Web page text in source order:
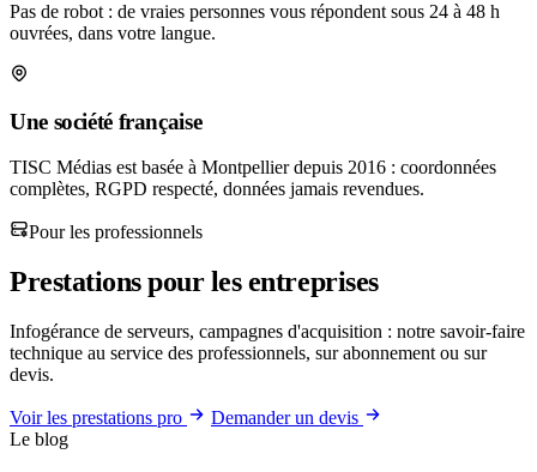
Pas de robot : de vraies personnes vous répondent sous 24 à 48 h
ouvrées, dans votre langue.
Une société française
TISC Médias est basée à Montpellier depuis 2016 : coordonnées
complètes, RGPD respecté, données jamais revendues.
Pour les professionnels
Prestations pour les entreprises
Infogérance de serveurs, campagnes d'acquisition : notre savoir-faire
technique au service des professionnels, sur abonnement ou sur
devis.
Voir les prestations pro
Demander un devis
Le blog